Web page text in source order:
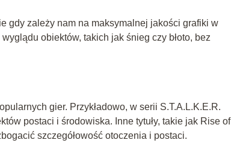
gdy zależy nam na maksymalnej jakości grafiki w
obiektów, takich jak śnieg czy błoto, bez
gier. Przykładowo, w serii S.T.A.L.K.E.R.
postaci i środowiska. Inne tytuły, takie jak Rise of
szczegółowość otoczenia i postaci.